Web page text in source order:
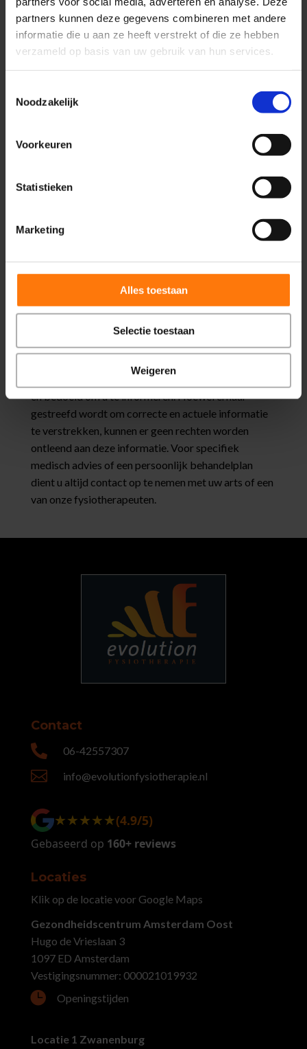
partners kunnen deze gegevens combineren met andere
informatie die u aan ze heeft verstrekt of die ze hebben
verzameld op basis van uw gebruik van hun services.
Noodzakelijk
Voorkeuren
Statistieken
Marketing
Alles toestaan
Selectie toestaan
Weigeren
Hoe snel kan ik verbetering
heb?
stressniveau een rol bij
nekklachten?
Wat kunt u zelf doen om uw
nekklachten te ondersteunen
vóór of tijdens het
behandeltraject?
De informatie op deze pagina is algemeen van aard
en bedoeld om u te informeren. Hoewel ernaar
gestreefd wordt om correcte en actuele informatie
te verstrekken, kunnen er geen rechten worden
ontleend aan deze informatie. Voor specifiek
medisch advies of een persoonlijk behandelplan
dient u altijd contact op te nemen met uw arts of een
van onze fysiotherapeuten.
Contact
 06-42557307
 info@evolutionfysiotherapie.nl
★★★★★
★★★★★(4.9/5)
Gebaseerd op 160+ reviews
Locaties
Klik op de locatie voor Google Maps
Gezondheidscentrum Amsterdam Oost
Hugo de Vrieslaan 3
1097 ED Amsterdam
Vestigingsnummer: 000021019932
 Openingstijden
Locatie 1 Zwanenburg